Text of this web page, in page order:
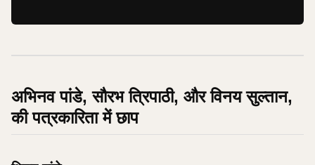
अभिनव पांडे, सौरभ त्रिपाठी, और विनय सुल्तान,
की पत्रकारिता में छाप